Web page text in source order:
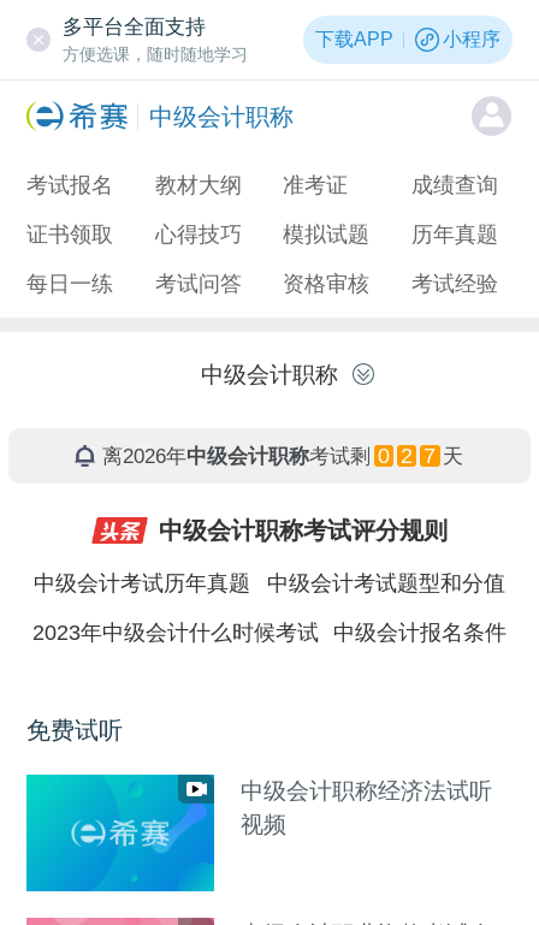
多平台全面支持
方便选课，随时随地学习
下载APP 小程序
中级会计职称
考试报名 教材大纲 准考证 成绩查询
证书领取 心得技巧 模拟试题 历年真题
每日一练 考试问答 资格审核 考试经验
中级会计职称
离2026年中级会计职称考试剩 0 2 7 天
中级会计职称考试评分规则
中级会计考试历年真题 中级会计考试题型和分值
2023年中级会计什么时候考试 中级会计报名条件
免费试听
中级会计职称经济法试听
视频